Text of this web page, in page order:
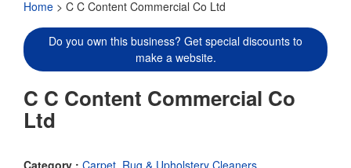
Home > C C Content Commercial Co Ltd
Do you own this business? Get special discounts to
make a website.
C C Content Commercial Co
Ltd
Category : Carpet, Rug & Upholstery Cleaners